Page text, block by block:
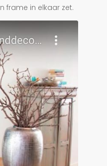
frame in elkaar zet.